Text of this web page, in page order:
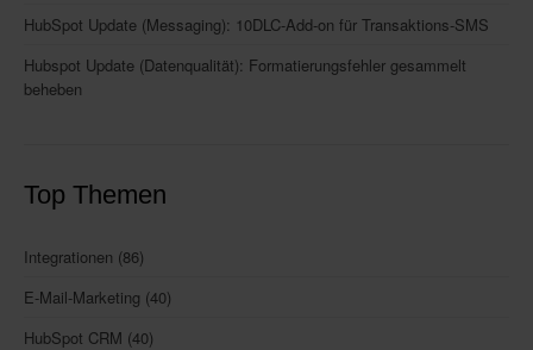
HubSpot Update (Messaging): 10DLC-Add-on für Transaktions-SMS
Hubspot Update (Datenqualität): Formatierungsfehler gesammelt
beheben
Top Themen
Integrationen (86)
E-Mail-Marketing (40)
HubSpot CRM (40)